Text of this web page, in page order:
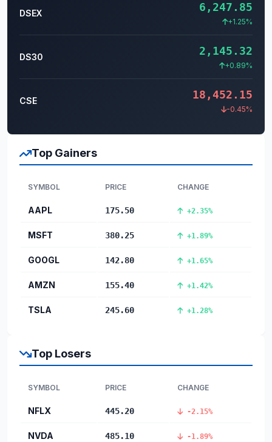
DSEX 6,247.85
+1.25%
DS30 2,145.32
+0.89%
CSE 18,452.15
-0.45%
Top Gainers
SYMBOL PRICE CHANGE
AAPL 175.50 +2.35%
MSFT 380.25 +1.89%
GOOGL 142.80 +1.65%
AMZN 155.40 +1.42%
TSLA 245.60 +1.28%
Top Losers
SYMBOL PRICE CHANGE
NFLX 445.20 -2.15%
NVDA 485.10 -1.89%